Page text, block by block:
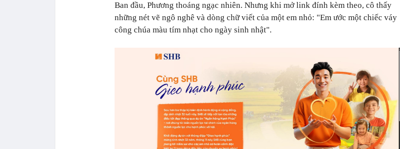
Ban đầu, Phương thoáng ngạc nhiên. Nhưng khi mở link đính kèm theo, cô thấy
những nét vẽ ngô nghê và dòng chữ viết của một em nhỏ: "Em ước một chiếc váy
công chúa màu tím nhạt cho ngày sinh nhật".